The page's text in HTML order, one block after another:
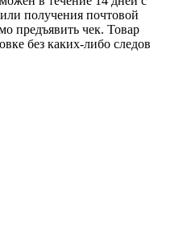
получения почтовой
предъявить чек. Товар
без каких-либо следов